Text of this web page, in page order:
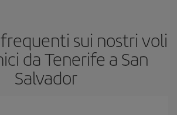
sui nostri voli
da Tenerife a San
Salvador